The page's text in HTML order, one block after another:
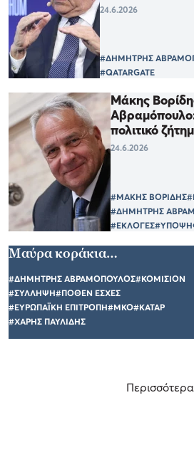
24.6.2026
#ΔΗΜΗΤΡΗΣ
#QATARGATE
Μάκης
πολιτικό
24.6.2026
#ΜΑΚΗΣ ΒΟΡΙΔΗΣ
#ΔΗΜΗΤΡΗΣ
#ΕΚΛΟΓΕΣ
Μαύρα κοράκια…
#ΔΗΜΗΤΡΗΣ ΑΒΡΑΜΟΠΟΥΛΟΣ#ΚΟΜΙΣΙΟΝ
#ΣΥΛΛΗΨΗ#ΠΟΘΕΝ ΕΣΧΕΣ
#ΕΥΡΩΠΑΪΚΗ ΕΠΙΤΡΟΠΗ#ΜΚΟ#ΚΑΤΑΡ
#ΧΑΡΗΣ ΠΑΥΛΙΔΗΣ
Περισσότερα